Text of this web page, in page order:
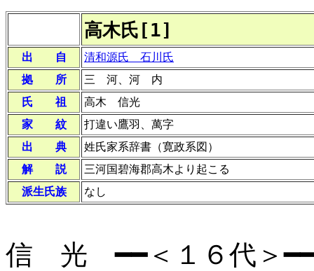
高木氏[1]
出 自
清和源氏 石川氏
拠 所
三 河、河 内
氏 祖
高木 信光
家 紋
打違い鷹羽、萬字
出 典
姓氏家系辞書（寛政系図）
解 説
三河国碧海郡高木より起こる
派生氏族
なし
信 光 ━━＜１６代